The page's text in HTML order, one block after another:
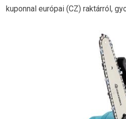
kuponnal európai (CZ) raktárról,